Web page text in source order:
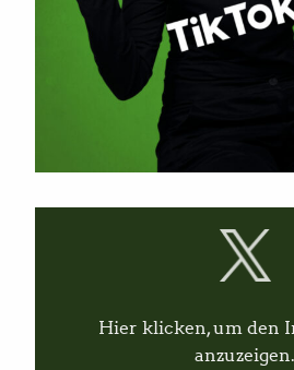
Hier klicken, um den
anzuzeigen.